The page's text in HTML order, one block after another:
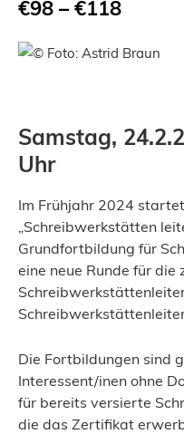
€98 – €118
Samstag,
Uhr
Im Frühjahr 2024
„Schreibwerkstätten
Grundfortbildung für
eine neue Runde für
Die Fortbildungen sind
Interessent/inen ohne
für bereits versierte
die das Zertifikat